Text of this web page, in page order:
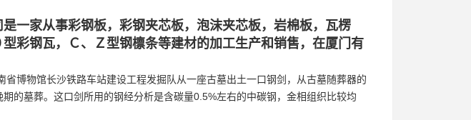
一家从事彩钢板，彩钢夹芯板，泡沫夹芯板，岩棉板，瓦楞
彩钢瓦，Ｃ、Ｚ型钢檩条等建材的加工生产和销售，在厦门有
博物馆长沙铁路车站建设工程发掘队从一座古墓出土一口钢剑，从古墓随葬器的
的墓葬。这口剑所用的钢经分析是含碳量0.5%左右的中碳钢，金相组织比较均